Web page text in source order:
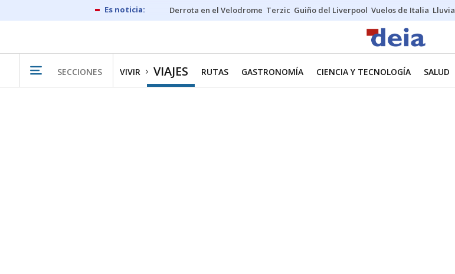
Derrota en el Velodrome Terzic Guiño del Liverpool Vuelos de Italia Lluvia
SECCIONES VIVIR VIAJES RUTAS GASTRONOMÍA CIENCIA Y TECNOLOGÍA SALUD